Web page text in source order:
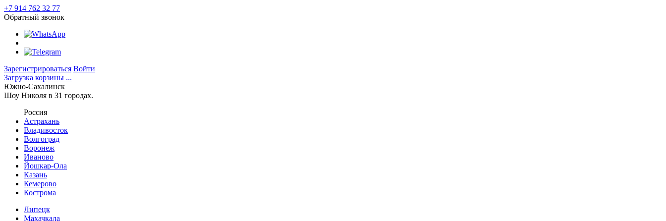
+7 914 762 32 77
Обратный звонок
Зарегистрироваться Войти
Загрузка корзины ...
Южно-Сахалинск
Шоу Николя в 31 городах.
Россия
Астрахань
Владивосток
Волгоград
Воронеж
Иваново
Йошкар-Ола
Казань
Кемерово
Кострома
Липецк
Махачкала